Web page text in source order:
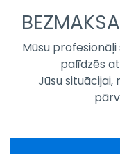
Mūsu
palīdzēs
Jūsu